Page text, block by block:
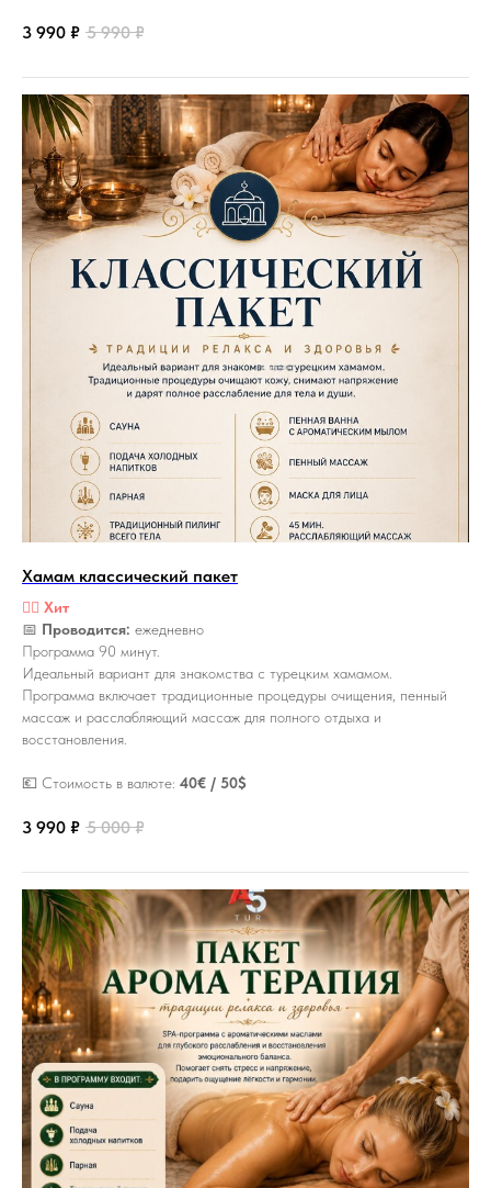
3 990 ₽ 5 990 ₽
Хамам классический пакет
🏴‍☠️ Хит
📅 Проводится: ежедневно
Программа 90 минут.
Идеальный вариант для знакомства с турецким хамамом.
Программа включает традиционные процедуры очищения, пенный
массаж и расслабляющий массаж для полного отдыха и
восстановления.
💶 Стоимость в валюте: 40€ / 50$
3 990 ₽ 5 000 ₽